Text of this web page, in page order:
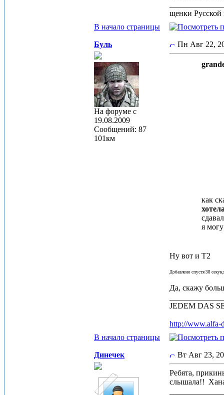
щенки Русской
В начало страницы
Буль
На форуме с
19.08.2009
Сообщений: 87
101км
Пн Авг 22,
как
я
Ну вот и Т2
Добавлено спустя 38
Да, скажу
JEDEM DAS
http://www.alfa-
В начало страницы
Динечек Вт Авг 23,
Ребята,
слышала!!